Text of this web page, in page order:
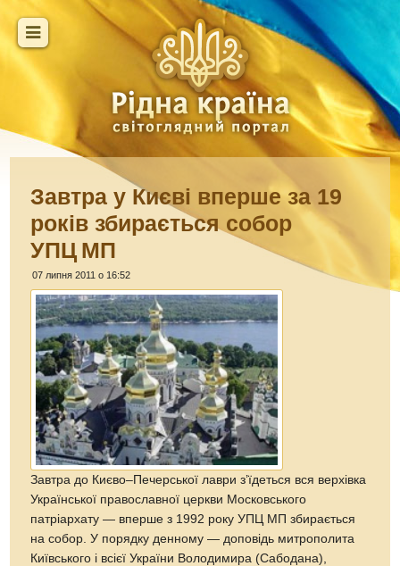
Завтра у Києві вперше за 19
років збирається собор
УПЦ МП
07 липня 2011 о 16:52
Завтра до Києво–Печерської лаври з’їдеться вся верхівка
Української православної церкви Московського
патріархату — вперше з 1992 року УПЦ МП збирається
на собор. У порядку денному — доповідь митрополита
Київського і всієї України Володимира (Сабодана),